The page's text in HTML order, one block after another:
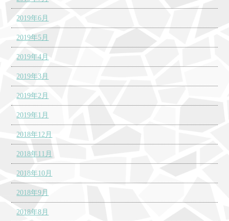
2019年6月
2019年5月
2019年4月
2019年3月
2019年2月
2019年1月
2018年12月
2018年11月
2018年10月
2018年9月
2018年8月